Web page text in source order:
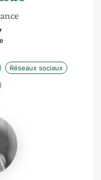
Réseaux sociaux